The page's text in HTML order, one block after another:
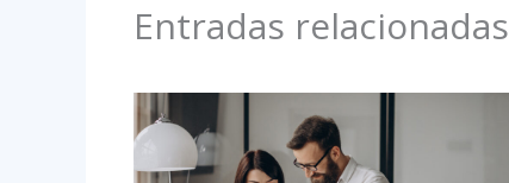
Entradas relacionadas